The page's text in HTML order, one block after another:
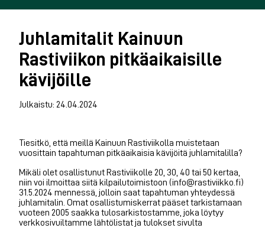
Juhlamitalit Kainuun
Rastiviikon pitkäaikaisille
kävijöille
Julkaistu: 24.04.2024
Tiesitkö, että meillä Kainuun Rastiviikolla muistetaan
vuosittain tapahtuman pitkäaikaisia kävijöitä juhlamitalilla?
Mikäli olet osallistunut Rastiviikolle 20, 30, 40 tai 50 kertaa,
niin voi ilmoittaa siitä kilpailutoimistoon (info@rastiviikko.fi)
31.5.2024 mennessä, jolloin saat tapahtuman yhteydessä
juhlamitalin. Omat osallistumiskerrat pääset tarkistamaan
vuoteen 2005 saakka tulosarkistostamme, joka löytyy
verkkosivuiltamme lähtölistat ja tulokset sivulta